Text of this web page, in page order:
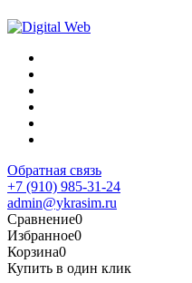
Обратная связь
+7 (910) 985-31-24
admin@ykrasim.ru
Сравнение0
Избранное0
Корзина0
Купить в один клик